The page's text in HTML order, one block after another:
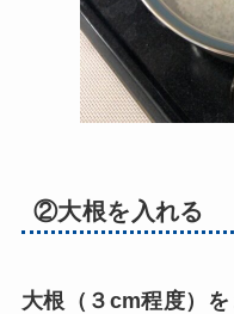
②大根を入れる
大根（３cm程度）を